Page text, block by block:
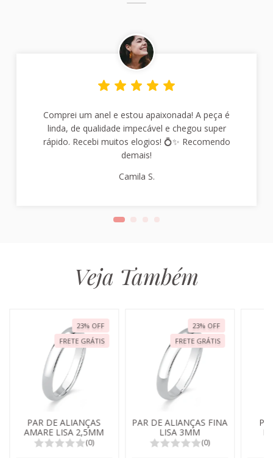
Comprei um anel e estou apaixonada! A peça é
linda, de qualidade impecável e chegou super
rápido. Recebi muitos elogios! 💍✨ Recomendo
demais!
Camila S.
Veja Também
23% OFF
FRETE GRÁTIS
PAR DE ALIANÇAS
AMARE LISA 2,5MM
(0)
23% OFF
FRETE GRÁTIS
PAR DE ALIANÇAS FINA
LISA 3MM
(0)